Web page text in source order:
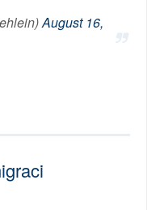
August 16,